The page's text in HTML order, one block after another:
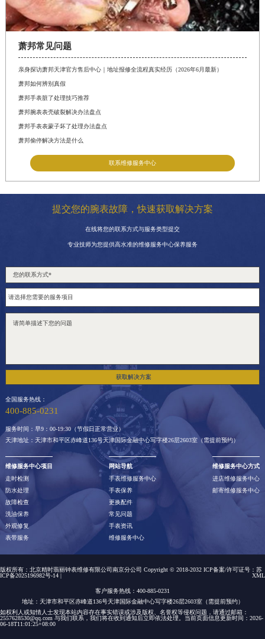
萧邦常见问题
亲身探访萧邦天津官方售后中心｜地址报修全流程真实经历（2026年6月最新）
萧邦如何辨别真假
萧邦手表脏了处理技巧推荐
萧邦腕表表壳破裂解决办法盘点
萧邦手表表蒙子坏了处理办法盘点
萧邦偷停解决方法是什么
联系维修服务中心
提交您的腕表故障，快速获取解决方案
在线将您的联系方式与服务类型提交
专业技师为您提供高水准的维修服务中心保养服务
获取解决方案
全国服务热线：
400-885-0231
服务时间：早9：00-19:30（节假日正常营业）
天津地址：天津市和平区赤峰道136号天津国际金融中心写字楼26层2603室（需提前预约）
维修服务中心项目
走时检测
防水处理
故障检查
洗油保养
外观修复
表带服务
网站导航
手表维修服务中心
手表保养
更换配件
常见问题
手表资讯
维修服务中心
维修服务中心方式
进店维修服务中心
邮寄维修服务中心
版权所有：北京精时翡丽钟表维修有限公司南京分公司 Copyright © 2018-2032 ICP备案/许可证号： 苏
ICP备2025196982号-14 | XML
客户服务热线：400-885-0231
地址：天津市和平区赤峰道136号天津国际金融中心写字楼26层2603室（需提前预约）
如权利人或知情人士发现本站内容存在事实错误或涉及版权、名誉权等侵权问题，请通过邮箱：
2557628530@qq.com 与我们联系，我们将在收到通知后立即依法处理。当前页面信息更新时间：2026-
06-18T11:01:25+08:00